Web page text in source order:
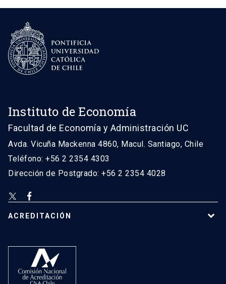
Instituto de Economía
Facultad de Economía y Administración UC
Avda. Vicuña Mackenna 4860, Macul. Santiago, Chile
Teléfono: +56 2 2354 4303
Dirección de Postgrado: +56 2 2354 4028
ACREDITACIÓN